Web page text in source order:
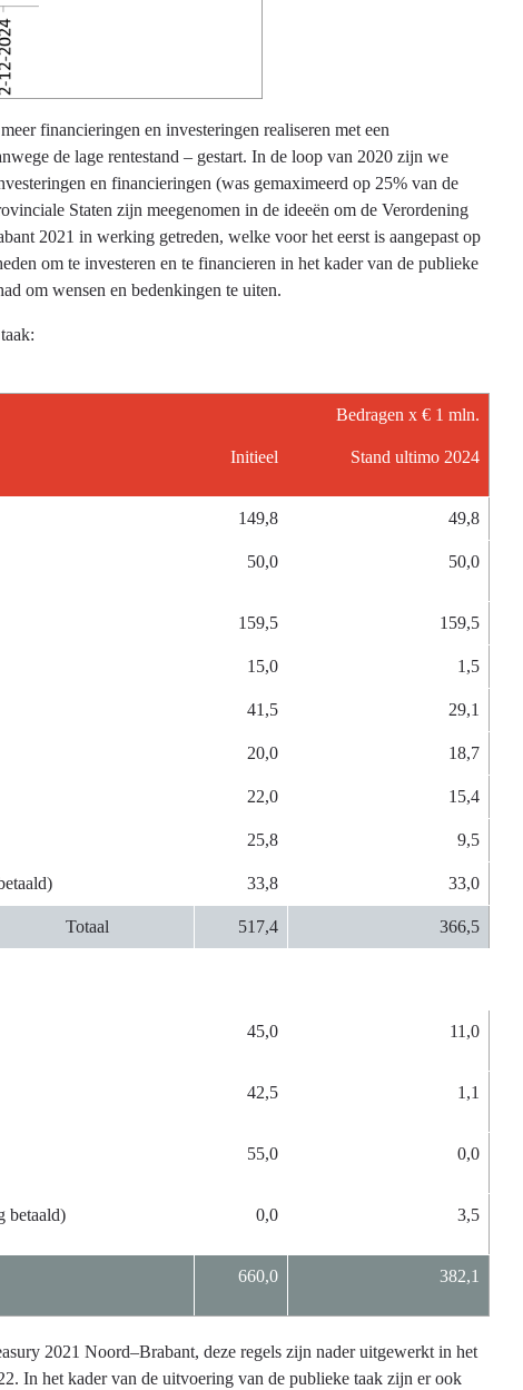
financieringen en investeringen realiseren met een
de lage rentestand – gestart. In de loop van 2020 zijn we
en financieringen (was gemaximeerd op 25% van de
Staten zijn meegenomen in de ideeën om de Verordening
2021 in werking getreden, welke voor het eerst is aangepast op
om te investeren en te financieren in het kader van de publieke
om wensen en bedenkingen te uiten.
in het kader van de publieke taak:
Initieel
Bedragen x € 1 mln.
Stand ultimo 2024
149,8 49,8
50,0 50,0
159,5 159,5
15,0 1,5
41,5 29,1
20,0 18,7
22,0 15,4
25,8 9,5
33,8 33,0
Totaal 517,4 366,5
45,0 11,0
42,5 1,1
55,0 0,0
betaald) 0,0 3,5
660,0 382,1
2021 Noord–Brabant, deze regels zijn nader uitgewerkt in het
In het kader van de uitvoering van de publieke taak zijn er ook